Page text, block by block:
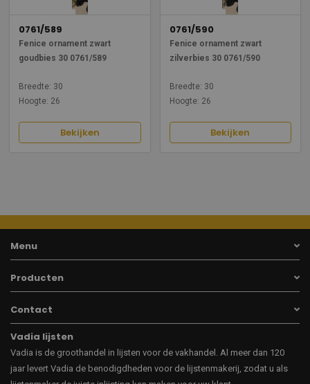
0761/589
Fenice ornament zwart
goudbies 30 0761/589
Breedte: 30
Hoogte: 26
Bekijken
0761/590
Fenice ornament zwart
zilverbies 30 0761/590
Breedte: 30
Hoogte: 26
Bekijken
Menu
Producten
Contact
Vadia lijsten
Vadia is de groothandel in lijsten voor de vakhandel. Al meer dan 120
jaar levert Vadia de benodigdheden voor de lijstenmakerij, zodat u als